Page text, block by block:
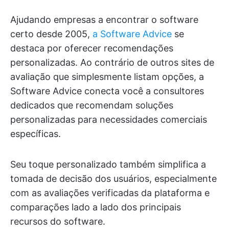
Ajudando empresas a encontrar o software
certo desde 2005, a Software Advice se
destaca por oferecer recomendações
personalizadas. Ao contrário de outros sites de
avaliação que simplesmente listam opções, a
Software Advice conecta você a consultores
dedicados que recomendam soluções
personalizadas para necessidades comerciais
específicas.
Seu toque personalizado também simplifica a
tomada de decisão dos usuários, especialmente
com as avaliações verificadas da plataforma e
comparações lado a lado dos principais
recursos do software.